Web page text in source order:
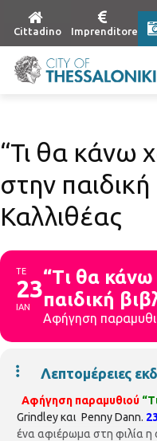
Cittadino Imprenditore
“Τι θα κάνω
στην
Καλλιθέας
ΤΕ
23
ΙΑΝ
“Τι θα
παιδική
Αφήγηση
Λεπτομέρειες
Αφήγηση παραμυθιού
Grindley και Penny Dann.
ένα αφιέρωμα στη φιλία η